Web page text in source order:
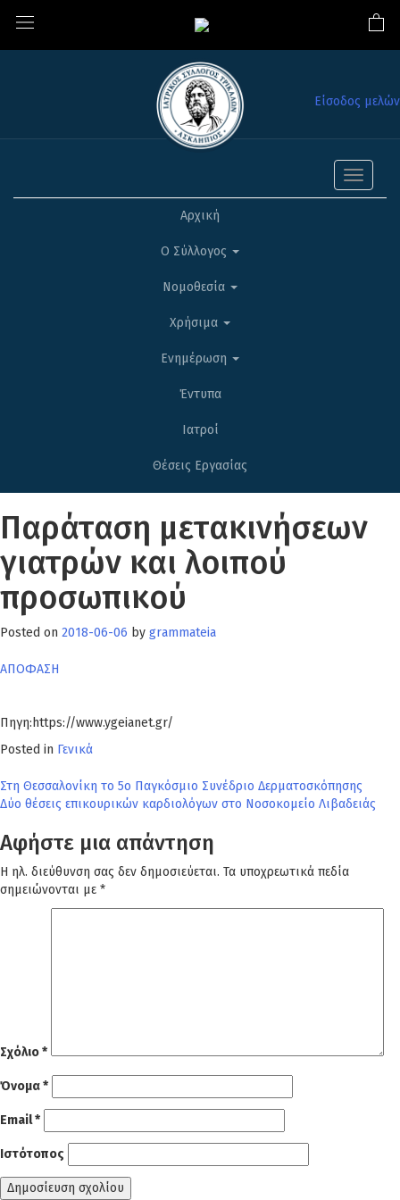
Είσοδος μελών
Toggle
Αρχική
Ο Σύλλογος
Νομοθεσία
Χρήσιμα
Ενημέρωση
Έντυπα
Ιατροί
Θέσεις Εργασίας
Παράταση μετακινήσεων
γιατρών και λοιπού
προσωπικού
Posted on 2018-06-06 by grammateia
ΑΠΟΦΑΣΗ
Πηγη:https://www.ygeianet.gr/
Posted in Γενικά
Πλοήγηση
άρθρων
Στη Θεσσαλονίκη το 5ο Παγκόσμιο Συνέδριο Δερματοσκόπησης
Δύο θέσεις επικουρικών καρδιολόγων στο Νοσοκομείο Λιβαδειάς
Αφήστε μια απάντηση
Η ηλ. διεύθυνση σας δεν δημοσιεύεται. Τα υποχρεωτικά πεδία
σημειώνονται με *
Σχόλιο*
Όνομα*
Email*
Ιστότοπος